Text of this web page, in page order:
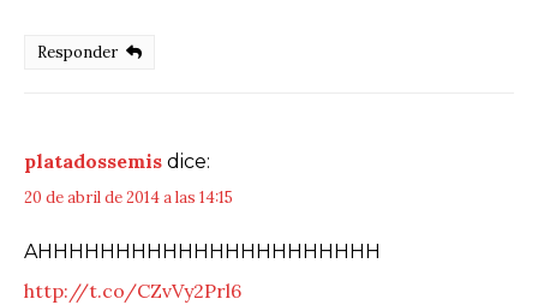
Responder
platadossemis dice:
20 de abril de 2014 a las 14:15
AHHHHHHHHHHHHHHHHHHHHHH
http://t.co/CZvVy2Prl6